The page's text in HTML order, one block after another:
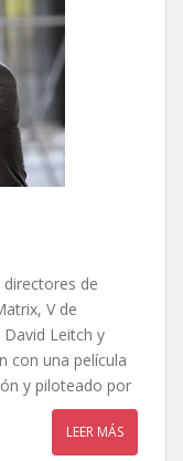
de
V de
Leitch y
con una película
y piloteado por
LEER MÁS